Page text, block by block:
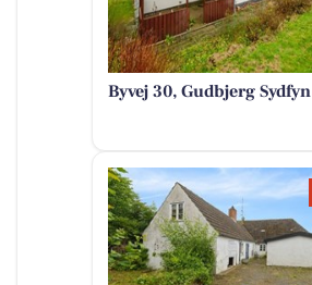
Byvej 30, Gudbjerg Sydfyn